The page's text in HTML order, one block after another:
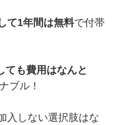
て1年間は無料で付帯
ても費用はなんと
ブル！
入しない選択肢はな